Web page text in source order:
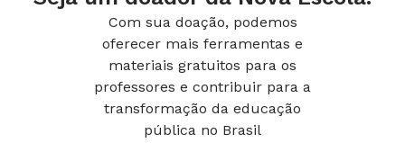
Peretz, e Valter Garoli, coordenador de
tecnologia do Colégio Mater Dei, ambos em São
Ilustração: Monge Han
Com sua doação, podemos
oferecer mais ferramentas e
materiais gratuitos para os
professores e contribuir para a
transformação da educação
pública no Brasil